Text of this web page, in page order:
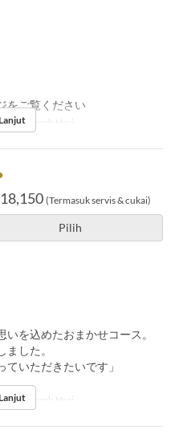
をご覧ください
Tengah Hari
(Termasuk servis & cukai)
Pilih
を込めたおまかせコース。
ました。
いただきたいです」
Tengah Hari